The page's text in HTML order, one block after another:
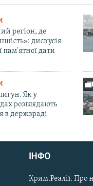
регіон, де
дискусія
пам'ятної дати
Як у
розглядають
в держзраді
ІНФО
Крим.Реалії. Про